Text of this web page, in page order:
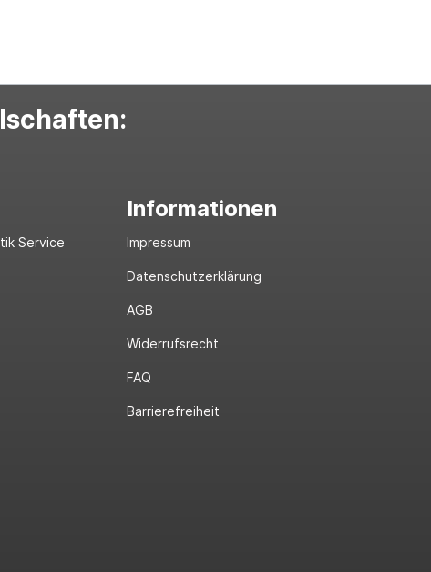
Service
Informationen
Impressum
Datenschutzerklärung
AGB
Widerrufsrecht
FAQ
Barrierefreiheit